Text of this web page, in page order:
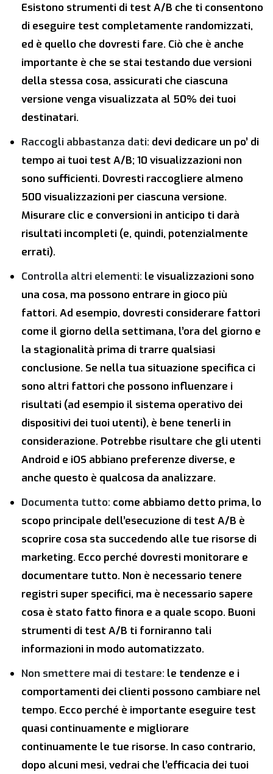
Esistono strumenti di test A/B che ti consentono
di eseguire test completamente randomizzati,
ed è quello che dovresti fare. Ciò che è anche
importante è che se stai testando due versioni
della stessa cosa, assicurati che ciascuna
versione venga visualizzata al 50% dei tuoi
destinatari.
Raccogli abbastanza dati: devi dedicare un po’ di
tempo ai tuoi test A/B; 10 visualizzazioni non
sono sufficienti. Dovresti raccogliere almeno
500 visualizzazioni per ciascuna versione.
Misurare clic e conversioni in anticipo ti darà
risultati incompleti (e, quindi, potenzialmente
errati).
Controlla altri elementi: le visualizzazioni sono
una cosa, ma possono entrare in gioco più
fattori. Ad esempio, dovresti considerare fattori
come il giorno della settimana, l’ora del giorno e
la stagionalità prima di trarre qualsiasi
conclusione. Se nella tua situazione specifica ci
sono altri fattori che possono influenzare i
risultati (ad esempio il sistema operativo dei
dispositivi dei tuoi utenti), è bene tenerli in
considerazione. Potrebbe risultare che gli utenti
Android e iOS abbiano preferenze diverse, e
anche questo è qualcosa da analizzare.
Documenta tutto: come abbiamo detto prima, lo
scopo principale dell’esecuzione di test A/B è
scoprire cosa sta succedendo alle tue risorse di
marketing. Ecco perché dovresti monitorare e
documentare tutto. Non è necessario tenere
registri super specifici, ma è necessario sapere
cosa è stato fatto finora e a quale scopo. Buoni
strumenti di test A/B ti forniranno tali
informazioni in modo automatizzato.
Non smettere mai di testare: le tendenze e i
comportamenti dei clienti possono cambiare nel
tempo. Ecco perché è importante eseguire test
quasi continuamente e migliorare
continuamente le tue risorse. In caso contrario,
dopo alcuni mesi, vedrai che l’efficacia dei tuoi